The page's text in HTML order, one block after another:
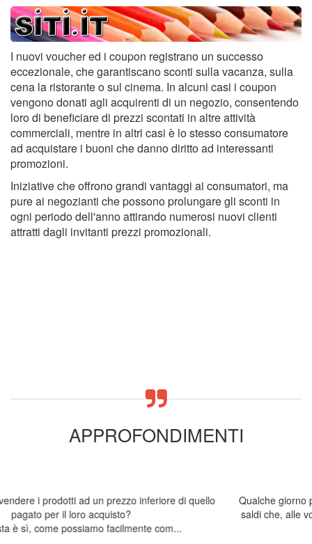
I nuovi voucher ed i coupon registrano un successo
eccezionale, che garantiscano sconti sulla vacanza, sulla
cena la ristorante o sul cinema. In alcuni casi i coupon
vengono donati agli acquirenti di un negozio, consentendo
loro di beneficiare di prezzi scontati in altre attività
commerciali, mentre in altri casi è lo stesso consumatore
ad acquistare i buoni che danno diritto ad interessanti
promozioni.
Iniziative che offrono grandi vantaggi ai consumatori, ma
pure ai negozianti che possono prolungare gli sconti in
ogni periodo dell'anno attirando numerosi nuovi clienti
attratti dagli invitanti prezzi promozionali.
APPROFONDIMENTI
Qualche giorno prima del taglio del nastro ufficiale ci si
saldi che, alle volte, richiedono una vera e propria guerra
raffinat...